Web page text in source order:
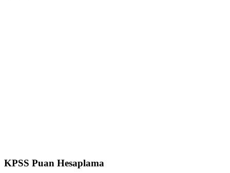
KPSS Puan Hesaplama